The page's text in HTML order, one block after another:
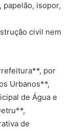
papelão, isopor,
civil nem
por
Urbanos**,
de Água e
de